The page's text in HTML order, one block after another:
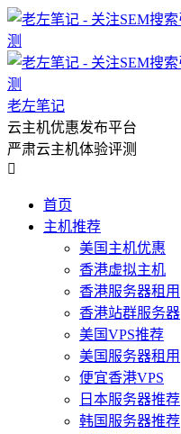
老左笔记
云主机优惠发布平台
严肃云主机体验评测

首页
主机推荐
美国主机优惠
香港虚拟主机
香港服务器租用
香港站群服务器
美国VPS推荐
美国服务器租用
便宜香港VPS
日本服务器推荐
韩国服务器推荐